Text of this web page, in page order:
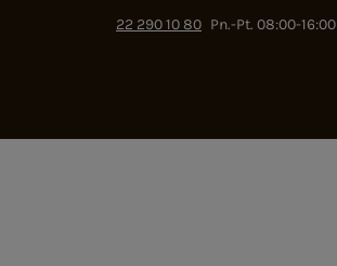
22 290 10 80 Pn.-Pt. 08:00-16:00